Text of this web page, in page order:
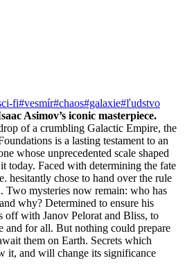
fi#vesmír#chaos#galaxie#ľudstvo
Asimov’s iconic masterpiece.
of a crumbling Galactic Empire, the
is a lasting testament to an
whose unprecedented scale shaped
today. Faced with determining the fate
hesitantly chose to hand over the rule
Two mysteries now remain: who has
why? Determined to ensure his
off with Janov Pelorat and Bliss, to
and for all. But nothing could prepare
them on Earth. Secrets which
it, and will change its significance